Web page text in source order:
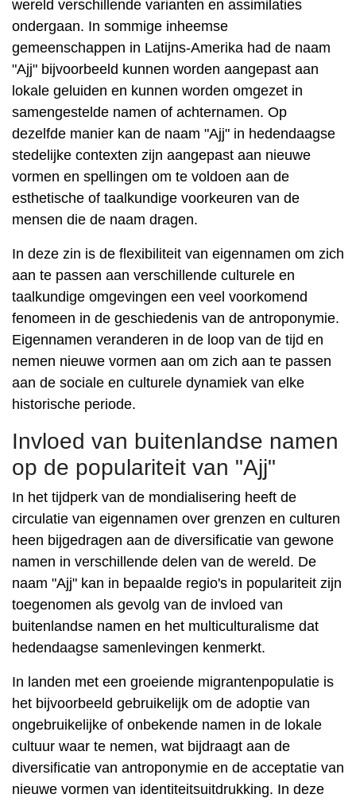
wereld verschillende varianten en assimilaties
ondergaan. In sommige inheemse
gemeenschappen in Latijns-Amerika had de naam
"Ajj" bijvoorbeeld kunnen worden aangepast aan
lokale geluiden en kunnen worden omgezet in
samengestelde namen of achternamen. Op
dezelfde manier kan de naam "Ajj" in hedendaagse
stedelijke contexten zijn aangepast aan nieuwe
vormen en spellingen om te voldoen aan de
esthetische of taalkundige voorkeuren van de
mensen die de naam dragen.
In deze zin is de flexibiliteit van eigennamen om zich
aan te passen aan verschillende culturele en
taalkundige omgevingen een veel voorkomend
fenomeen in de geschiedenis van de antroponymie.
Eigennamen veranderen in de loop van de tijd en
nemen nieuwe vormen aan om zich aan te passen
aan de sociale en culturele dynamiek van elke
historische periode.
Invloed van buitenlandse namen
op de populariteit van "Ajj"
In het tijdperk van de mondialisering heeft de
circulatie van eigennamen over grenzen en culturen
heen bijgedragen aan de diversificatie van gewone
namen in verschillende delen van de wereld. De
naam "Ajj" kan in bepaalde regio's in populariteit zijn
toegenomen als gevolg van de invloed van
buitenlandse namen en het multiculturalisme dat
hedendaagse samenlevingen kenmerkt.
In landen met een groeiende migrantenpopulatie is
het bijvoorbeeld gebruikelijk om de adoptie van
ongebruikelijke of onbekende namen in de lokale
cultuur waar te nemen, wat bijdraagt ​​aan de
diversificatie van antroponymie en de acceptatie van
nieuwe vormen van identiteitsuitdrukking. In deze